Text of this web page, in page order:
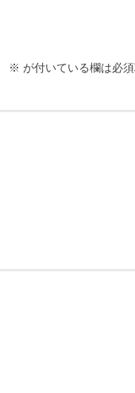
※ が付いている欄は必